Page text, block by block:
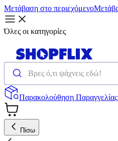
Μετάβαση στο περιεχόμενο
Όλες οι κατηγορίες
Παρακολούθηση Παραγγελίας
Πίσω